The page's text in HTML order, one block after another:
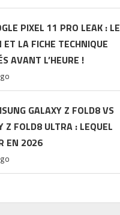
PIXEL 11 PRO LEAK : LE
ET LA FICHE TECHNIQUE
AVANT L’HEURE !
GALAXY Z FOLD8 VS
Z FOLD8 ULTRA : LEQUEL
EN 2026